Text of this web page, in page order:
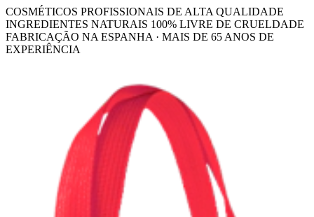
COSMÉTICOS PROFISSIONAIS DE ALTA QUALIDADE
INGREDIENTES NATURAIS 100% LIVRE DE CRUELDADE
FABRICAÇÃO NA ESPANHA · MAIS DE 65 ANOS DE
EXPERIÊNCIA